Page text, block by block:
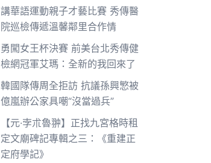
講華語運動親子才藝比賽 秀傳醫
院巡檢傳遞溫馨鄰里合作情
勇闖女王杯決賽 前美台北秀傳健
檢網冠軍艾瑪：全新的我回來了
韓國隊傳周全拒訪 抗議孫興慜被
億嵐辦公家具嘲“沒當過兵”
【元·孛朮魯翀】正找九宮格時租
定文廟碑記專輯之三：《重建正
定府學記》